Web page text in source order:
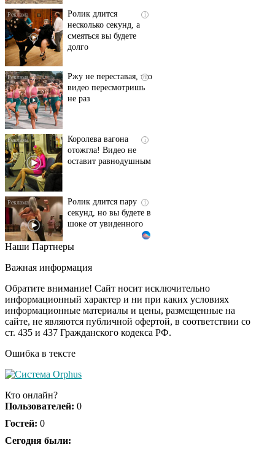
несколько секунд, а
смеяться вы будете
долго
видео пересмотришь
не раз
отожгла! Видео не
оставит равнодушным
секунд, но вы будете в
шоке от увиденного
Этот танец невесты
Пересмотрела 10 раз
i
Ролик из Омска: вы
будете смеяться долго
Наши Партнеры
Важная информация
Обратите внимание! Сайт носит исключительно
информационный характер и ни при каких условиях
информационные материалы и цены, размещенные на
сайте, не являются публичной офертой, в соответствии со
ст. 435 и 437 Гражданского кодекса РФ.
Ошибка в тексте
Кто онлайн?
Пользователей: 0
Гостей: 0
Сегодня были: